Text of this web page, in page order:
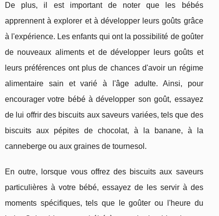
De plus, il est important de noter que les bébés
apprennent à explorer et à développer leurs goûts grâce
à l'expérience. Les enfants qui ont la possibilité de goûter
de nouveaux aliments et de développer leurs goûts et
leurs préférences ont plus de chances d'avoir un régime
alimentaire sain et varié à l'âge adulte. Ainsi, pour
encourager votre bébé à développer son goût, essayez
de lui offrir des biscuits aux saveurs variées, tels que des
biscuits aux pépites de chocolat, à la banane, à la
canneberge ou aux graines de tournesol.
En outre, lorsque vous offrez des biscuits aux saveurs
particulières à votre bébé, essayez de les servir à des
moments spécifiques, tels que le goûter ou l'heure du